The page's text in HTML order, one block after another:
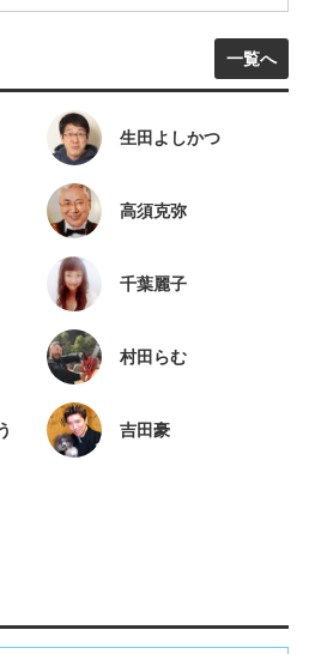
一覧へ
生田よしかつ
高須克弥
千葉麗子
村田らむ
吉田豪